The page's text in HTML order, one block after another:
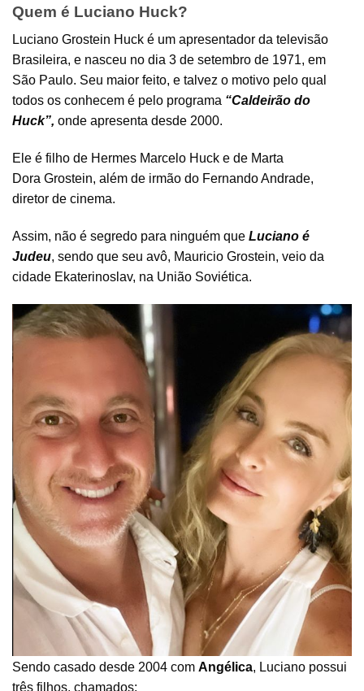
Quem é Luciano Huck?
Luciano Grostein Huck é um apresentador da televisão
Brasileira, e nasceu no dia 3 de setembro de 1971, em
São Paulo. Seu maior feito, e talvez o motivo pelo qual
todos os conhecem é pelo programa “Caldeirão do
Huck”, onde apresenta desde 2000.
Ele é filho de Hermes Marcelo Huck e de Marta
Dora Grostein, além de irmão do Fernando Andrade,
diretor de cinema.
Assim, não é segredo para ninguém que Luciano é
Judeu, sendo que seu avô, Mauricio Grostein, veio da
cidade Ekaterinoslav, na União Soviética.
Sendo casado desde 2004 com Angélica, Luciano possui
três filhos, chamados: